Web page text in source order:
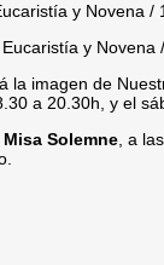
y Novena /
y Novena
la imagen de
a 20.30h, y el
Misa Solemne , a